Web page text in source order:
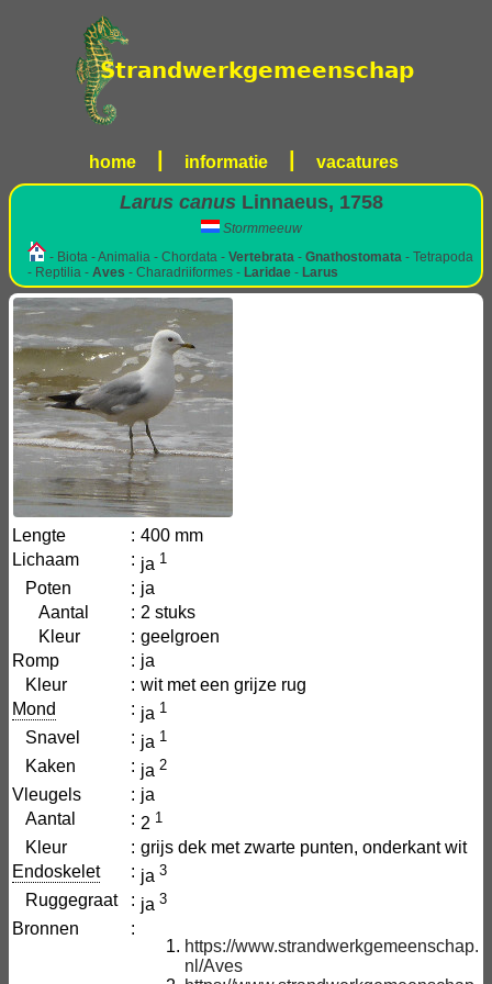
home informatie vacatures
Larus canus Linnaeus, 1758
Stormmeeuw
- Biota - Animalia - Chordata - Vertebrata - Gnathostomata - Tetrapoda
- Reptilia - Aves - Charadriiformes - Laridae - Larus
Lengte : 400 mm
Lichaam
: ja 1
Poten : ja
Aantal
: 2 stuks
Kleur
: geelgroen
Romp
: ja
Kleur
: wit met een grijze rug
Mond
: ja 1
Snavel : ja 1
Kaken : ja 2
Vleugels : ja
Aantal
: 2 1
Kleur : grijs dek met zwarte punten, onderkant wit
Endoskelet
: ja 3
Ruggegraat : ja 3
Bronnen
:
https://www.strandwerkgemeenschap.
nl/Aves